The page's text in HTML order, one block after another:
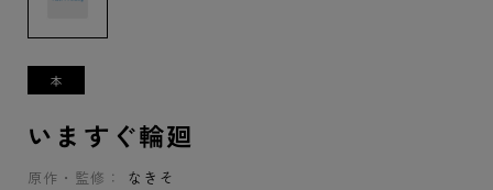
いますぐ輪廻
原作・監修：
なきそ